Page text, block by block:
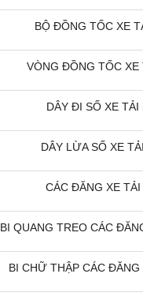
BỘ ĐỒNG TỐC XE
VÒNG ĐỒNG TỐC XE
DÂY ĐI SỐ XE
DÂY LỪA SỐ XE
CÁC ĐĂNG XE
BI QUANG TREO CÁC
BI CHỮ THẬP CÁC